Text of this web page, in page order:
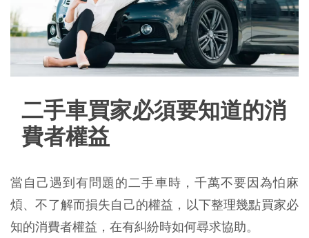
二手車買家必須要知道的消
費者權益
當自己遇到有問題的二手車時，千萬不要因為怕麻
煩、不了解而損失自己的權益，以下整理幾點買家必
知的消費者權益，在有糾紛時如何尋求協助。